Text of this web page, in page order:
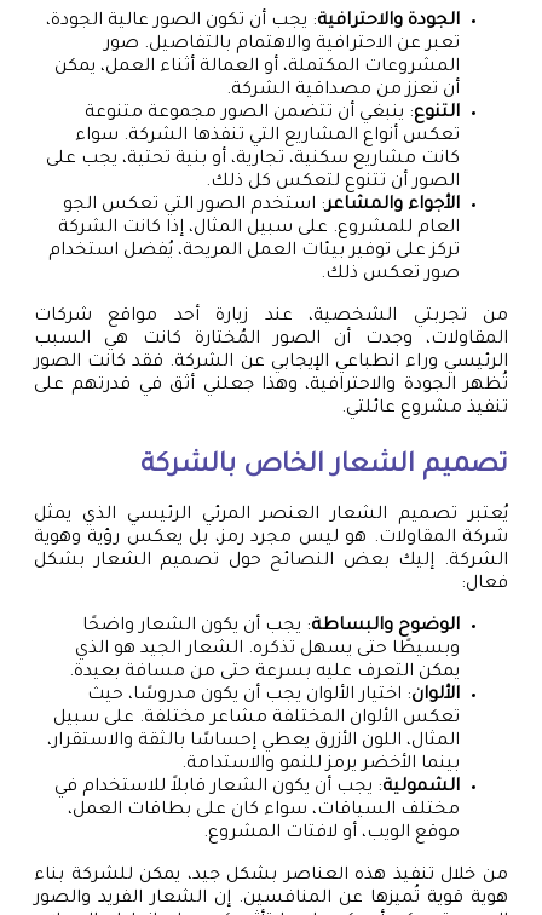
الجودة والاحترافية: يجب أن تكون الصور عالية الجودة،
تعبر عن الاحترافية والاهتمام بالتفاصيل. صور
المشروعات المكتملة، أو العمالة أثناء العمل، يمكن
أن تعزز من مصداقية الشركة.
التنوع: ينبغي أن تتضمن الصور مجموعة متنوعة
تعكس أنواع المشاريع التي تنفذها الشركة. سواء
كانت مشاريع سكنية، تجارية، أو بنية تحتية، يجب على
الصور أن تتنوع لتعكس كل ذلك.
الأجواء والمشاعر: استخدم الصور التي تعكس الجو
العام للمشروع. على سبيل المثال، إذا كانت الشركة
تركز على توفير بيئات العمل المريحة، يُفضل استخدام
صور تعكس ذلك.
من تجربتي الشخصية، عند زيارة أحد مواقع شركات
المقاولات، وجدت أن الصور المُختارة كانت هي السبب
الرئيسي وراء انطباعي الإيجابي عن الشركة. فقد كانت الصور
تُظهر الجودة والاحترافية، وهذا جعلني أثق في قدرتهم على
تنفيذ مشروع عائلتي.
تصميم الشعار الخاص بالشركة
يُعتبر تصميم الشعار العنصر المرئي الرئيسي الذي يمثل
شركة المقاولات. هو ليس مجرد رمز، بل يعكس رؤية وهوية
الشركة. إليك بعض النصائح حول تصميم الشعار بشكل
فعال:
الوضوح والبساطة: يجب أن يكون الشعار واضحًا
وبسيطًا حتى يسهل تذكره. الشعار الجيد هو الذي
يمكن التعرف عليه بسرعة حتى من مسافة بعيدة.
الألوان: اختيار الألوان يجب أن يكون مدروسًا، حيث
تعكس الألوان المختلفة مشاعر مختلفة. على سبيل
المثال، اللون الأزرق يعطي إحساسًا بالثقة والاستقرار،
بينما الأخضر يرمز للنمو والاستدامة.
الشمولية: يجب أن يكون الشعار قابلاً للاستخدام في
مختلف السياقات، سواء كان على بطاقات العمل،
موقع الويب، أو لافتات المشروع.
من خلال تنفيذ هذه العناصر بشكل جيد، يمكن للشركة بناء
هوية قوية تُميزها عن المنافسين. إن الشعار الفريد والصور